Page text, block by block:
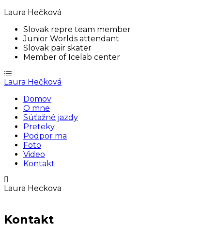
Laura Hečková
Slovak repre team member
Junior Worlds attendant
Slovak pair skater
Member of Icelab center
Laura Hečková
Domov
O mne
Súťažné jazdy
Preteky
Podpor ma
Foto
Video
Kontakt
Laura Heckova
Kontakt